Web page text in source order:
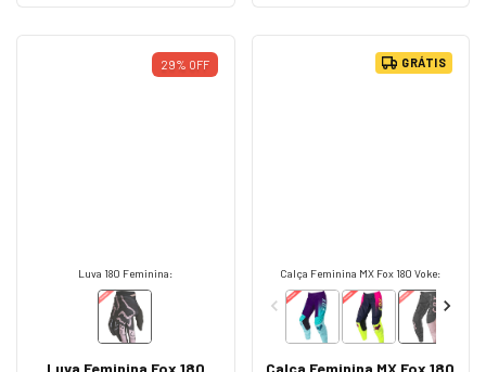
29% OFF
Luva 180 Feminina:
GRÁTIS
Calça Feminina MX Fox 180 Voke: